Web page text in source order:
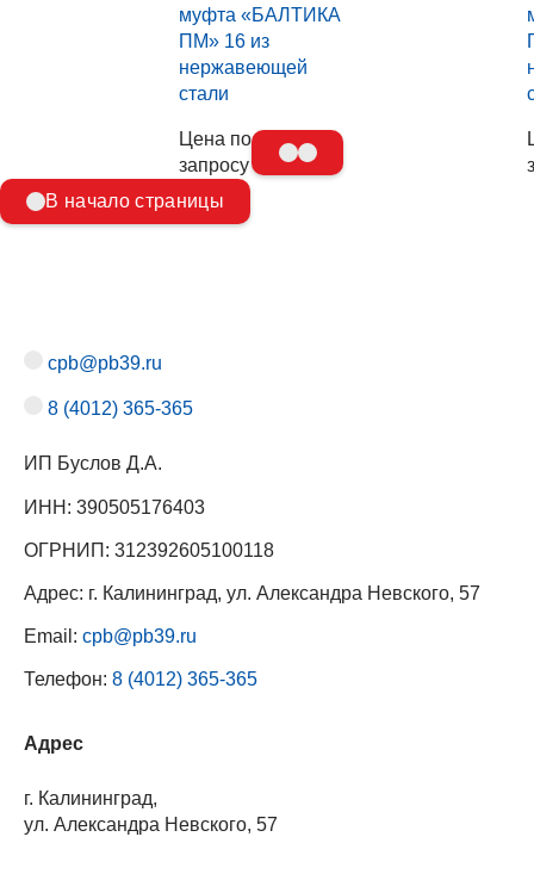
муфта «БАЛТИКА
ПМ» 16 из
нержавеющей
стали
Цена по
запросу
В начало страницы
cpb@pb39.ru
8 (4012) 365-365
ИП Буслов Д.А.
ИНН: 390505176403
ОГРНИП: 312392605100118
Адрес: г. Калининград, ул. Александра Невского, 57
Email: cpb@pb39.ru
Телефон: 8 (4012) 365-365
Адрес
г. Калининград,
ул. Александра Невского, 57